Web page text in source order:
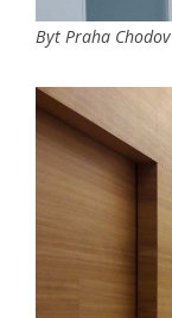
Byt Praha Chodov